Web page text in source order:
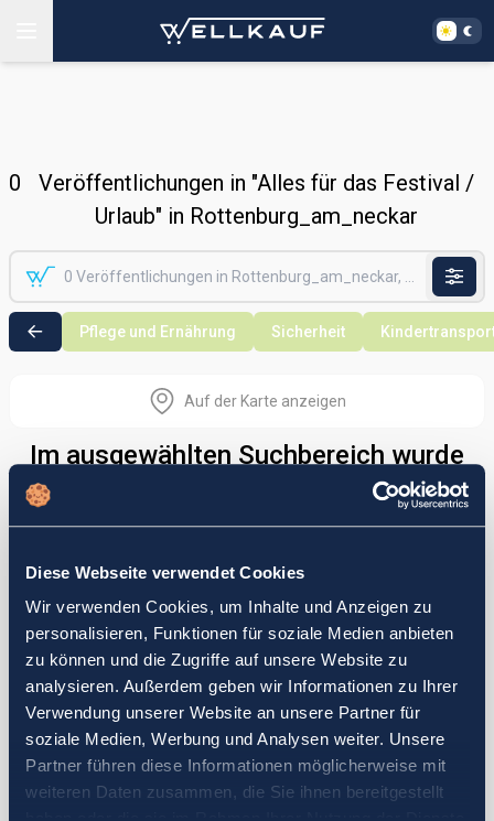
Diese Webseite verwendet Cookies
Wir verwenden Cookies, um Inhalte und Anzeigen zu
personalisieren, Funktionen für soziale Medien anbieten
zu können und die Zugriffe auf unsere Website zu
analysieren. Außerdem geben wir Informationen zu Ihrer
Verwendung unserer Website an unsere Partner für
soziale Medien, Werbung und Analysen weiter. Unsere
Partner führen diese Informationen möglicherweise mit
weiteren Daten zusammen, die Sie ihnen bereitgestellt
0
Veröffentlichungen in "Alles für das Festival /
Urlaub" in Rottenburg_am_neckar
Pflege und Ernährung Sicherheit
Auf der Karte anzeigen
Im ausgewählten Suchbereich wurde
Abfrage neu oder legen Sie weniger strenge Grenzen fest.
wenn Anzeigen verfügbar sind.